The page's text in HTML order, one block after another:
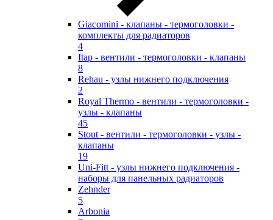
Giacomini - клапаны - термоголовки -
комплекты для радиаторов
4
Itap - вентили - термоголовки - клапаны
8
Rehau - узлы нижнего подключения
2
Royal Thermo - вентили - термоголовки -
узлы - клапаны
45
Stout - вентили - термоголовки - узлы -
клапаны
19
Uni-Fitt - узлы нижнего подключения -
наборы для панельных радиаторов
Zehnder
5
Arbonia